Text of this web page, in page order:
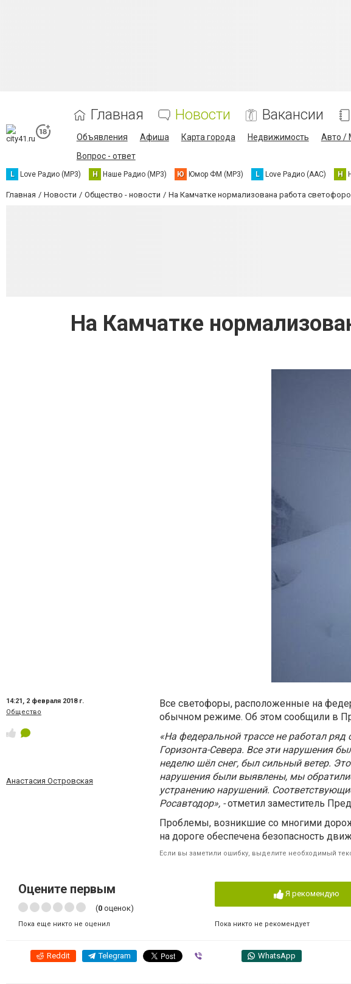
Главная Новости Вакансии
Объявления Афиша Карта города Недвижимость Авто /
Вопрос - ответ
L Love Радио (MP3) Н Наше Радио (MP3) Ю Юмор ФМ (MP3) L Love Радио (AAC) Н
Главная Новости Общество - новости На Камчатке нормализована работа
На Камчатке
14:21, 2 февраля 2018 г.
Общество
Анастасия Островская
Все светофоры, расположенные на
обычном режиме. Об этом сообщили в
«На федеральной трассе не работал
Горизонта-Севера. Все эти нарушения
неделю шёл снег, был сильный ветер.
нарушения были выявлены, мы
устранению нарушений.
Росавтодор», -отметил заместитель
Проблемы, возникшие со многими
на дороге обеспечена безопасность
Если вы заметили ошибку, выделите необходимый
Оцените первым
(0 оценок)
Пока еще никто не оценил
Я рекомендую
Пока никто не рекомендует
Reddit Telegram WhatsApp